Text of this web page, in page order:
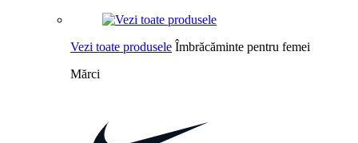
Vezi toate produsele Îmbrăcăminte pentru femei
Mărci